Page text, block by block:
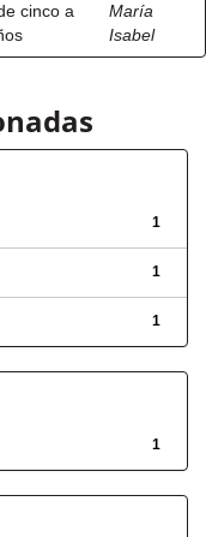
cinco a
María
Isabel
1
1
1
1